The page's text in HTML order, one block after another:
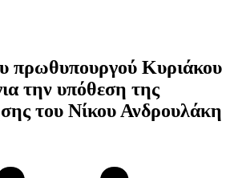
πρωθυπουργού Κυριάκου
την υπόθεση της
του Νίκου Ανδρουλάκη